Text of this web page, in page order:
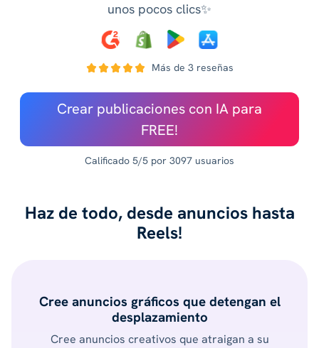
unos pocos clics✨
Más de 3 reseñas
Crear publicaciones con IA para
FREE!
Calificado 5/5 por 3097 usuarios
Haz de todo, desde anuncios hasta
Reels!
Cree anuncios gráficos que detengan el
desplazamiento
Cree anuncios creativos que atraigan a su